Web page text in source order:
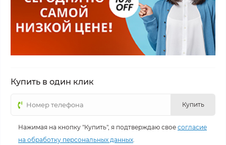
Купить в один клик
Купить
Нажимая на кнопку "Купить", я подтверждаю свое согласие
на обработку персональных данных